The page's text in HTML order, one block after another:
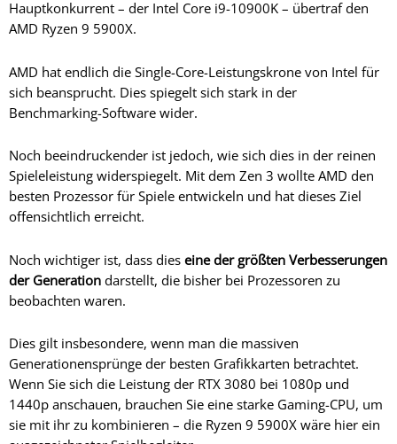
Hauptkonkurrent – der Intel Core i9-10900K – übertraf den
AMD Ryzen 9 5900X.
AMD hat endlich die Single-Core-Leistungskrone von Intel für
sich beansprucht. Dies spiegelt sich stark in der
Benchmarking-Software wider.
Noch beeindruckender ist jedoch, wie sich dies in der reinen
Spieleleistung widerspiegelt. Mit dem Zen 3 wollte AMD den
besten Prozessor für Spiele entwickeln und hat dieses Ziel
offensichtlich erreicht.
Noch wichtiger ist, dass dies eine der größten Verbesserungen
der Generation darstellt, die bisher bei Prozessoren zu
beobachten waren.
Dies gilt insbesondere, wenn man die massiven
Generationensprünge der besten Grafikkarten betrachtet.
Wenn Sie sich die Leistung der RTX 3080 bei 1080p und
1440p anschauen, brauchen Sie eine starke Gaming-CPU, um
sie mit ihr zu kombinieren – die Ryzen 9 5900X wäre hier ein